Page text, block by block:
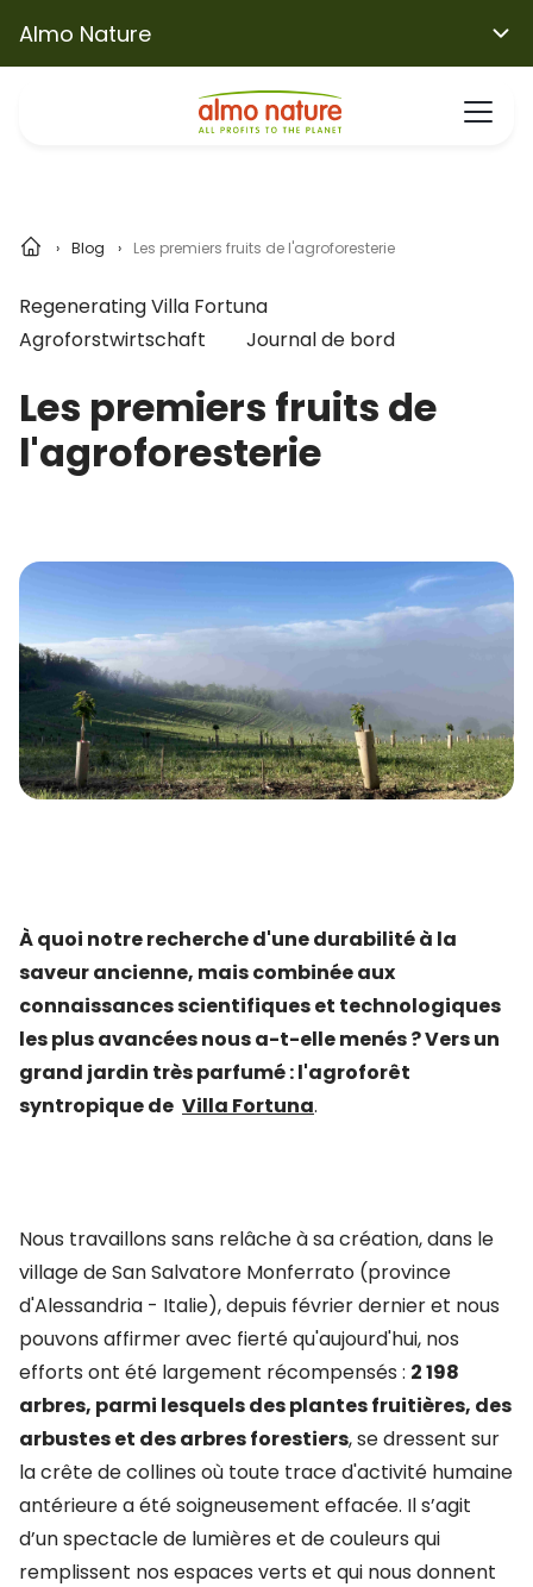
Almo Nature
Blog Les premiers fruits de l'agroforesterie
Regenerating Villa Fortuna
Agroforstwirtschaft
Journal de bord
Les premiers fruits de
l'agroforesterie
À quoi notre recherche d'une durabilité à la
saveur ancienne, mais combinée aux
connaissances scientifiques et technologiques
les plus avancées nous a-t-elle menés ? Vers un
grand jardin très parfumé :l'agroforêt
syntropique de Villa Fortuna.
Nous travaillons sans relâche à sa création, dans le
village de San Salvatore Monferrato (province
d'Alessandria - Italie), depuis février dernier et nous
pouvons affirmer avec fierté qu'aujourd'hui, nos
efforts ont été largement récompensés : 2 198
arbres, parmi lesquels des plantes fruitières, des
arbustes et des arbres forestiers, se dressent sur
la crête de collines où toute trace d'activité humaine
antérieure a été soigneusement effacée. Il s’agit
d’un spectacle de lumières et de couleurs qui
remplissent nos espaces verts et qui nous donnent